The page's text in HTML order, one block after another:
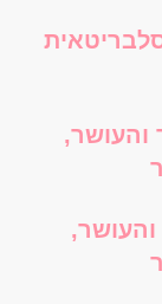
והעושר,